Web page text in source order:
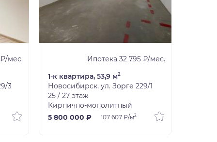
мес.
3
Ипотека 32 795 ₽/мес.
1-к квартира, 53,9 м2
Новосибирск, ул. Зорге 229/1
25 / 27 этаж
Кирпично-монолитный
5 800 000 ₽
107 607 ₽/м2